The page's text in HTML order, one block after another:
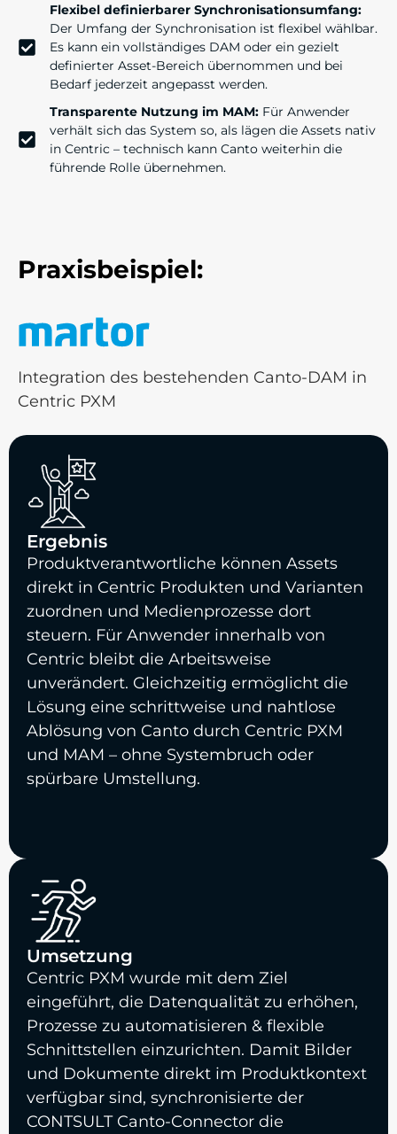
Flexibel definierbarer Synchronisationsumfang:
Der Umfang der Synchronisation ist flexibel wählbar.
Es kann ein vollständiges DAM oder ein gezielt
definierter Asset-Bereich übernommen und bei
Bedarf jederzeit angepasst werden.
Transparente Nutzung im MAM: Für Anwender
verhält sich das System so, als lägen die Assets nativ
in Centric – technisch kann Canto weiterhin die
führende Rolle übernehmen.
Praxisbeispiel:
Integration des bestehenden Canto-DAM in
Centric PXM
Umsetzung
Centric PXM wurde mit dem Ziel
eingeführt, die Datenqualität zu erhöhen,
Prozesse zu automatisieren & flexible
Schnittstellen einzurichten. Damit Bilder
und Dokumente direkt im Produktkontext
verfügbar sind, synchronisierte der
CONTSULT Canto-Connector die
Ergebnis
Produktverantwortliche können Assets
direkt in Centric Produkten und Varianten
zuordnen und Medienprozesse dort
steuern. Für Anwender innerhalb von
Centric bleibt die Arbeitsweise
unverändert. Gleichzeitig ermöglicht die
Lösung eine schrittweise und nahtlose
Ablösung von Canto durch Centric PXM
und MAM – ohne Systembruch oder
spürbare Umstellung.